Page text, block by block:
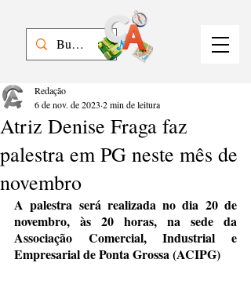
Atriz Denise Fraga faz
palestra em PG neste mês de
novembro
Redação
6 de nov. de 2023 2 min de leitura
A palestra será realizada no dia 20 de
novembro, às 20 horas, na sede da
Associação Comercial, Industrial e
Empresarial de Ponta Grossa (ACIPG)